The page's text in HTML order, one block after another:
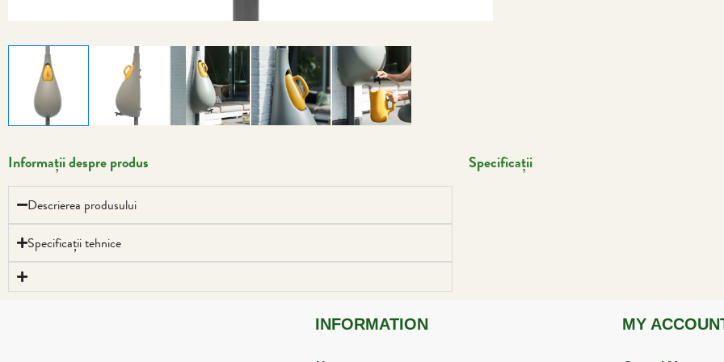
Informații despre produs
Descrierea produsului
Specificații tehnice
Specificații
INFORMATION MY